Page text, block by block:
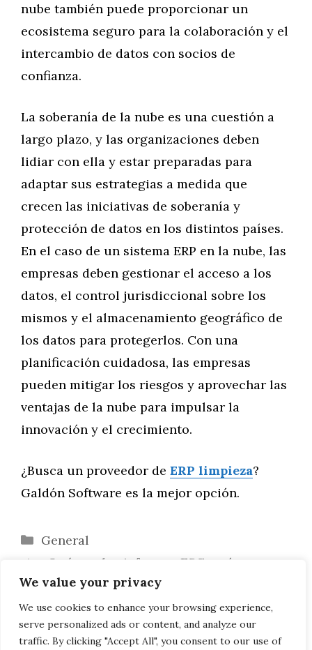
We value your privacy
We use cookies to enhance your browsing experience,
serve personalized ads or content, and analyze our
traffic. By clicking "Accept All", you consent to our use of
nube también puede proporcionar un
ecosistema seguro para la colaboración y el
intercambio de datos con socios de
confianza.
La soberanía de la nube es una cuestión a
largo plazo, y las organizaciones deben
lidiar con ella y estar preparadas para
adaptar sus estrategias a medida que
crecen las iniciativas de soberanía y
protección de datos en los distintos países.
En el caso de un sistema ERP en la nube, las
empresas deben gestionar el acceso a los
datos, el control jurisdiccional sobre los
mismos y el almacenamiento geográfico de
los datos para protegerlos. Con una
planificación cuidadosa, las empresas
pueden mitigar los riesgos y aprovechar las
ventajas de la nube para impulsar la
innovación y el crecimiento.
¿Busca un proveedor de ERP limpieza?
Galdón Software es la mejor opción.
Categorías
General
¿Qué son los informes ESG y cómo
puede ayudar un ERP?
Soberanía y estrategia en la nube:
primera parte